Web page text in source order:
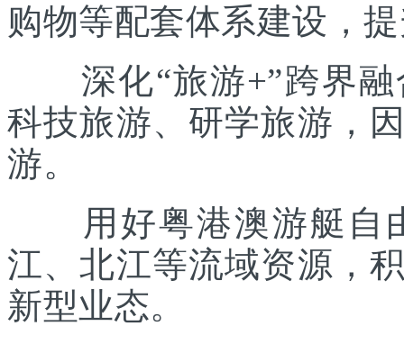
购物等配套体系建设，
深化“旅游+”跨界融
科技旅游、研学旅游，
游。
用好粤港澳游艇自
江、北江等流域资源，
新型业态。